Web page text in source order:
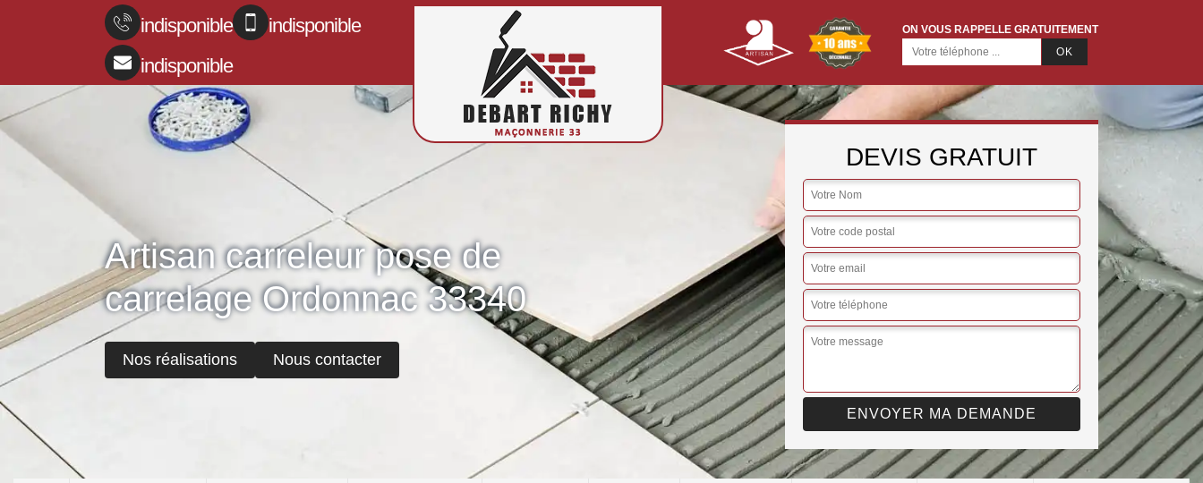
indisponible
indisponible
indisponible
ON VOUS RAPPELLE GRATUITEMENT
Artisan carreleur pose de
carrelage Ordonnac 33340
Nos réalisations Nous contacter
DEVIS GRATUIT